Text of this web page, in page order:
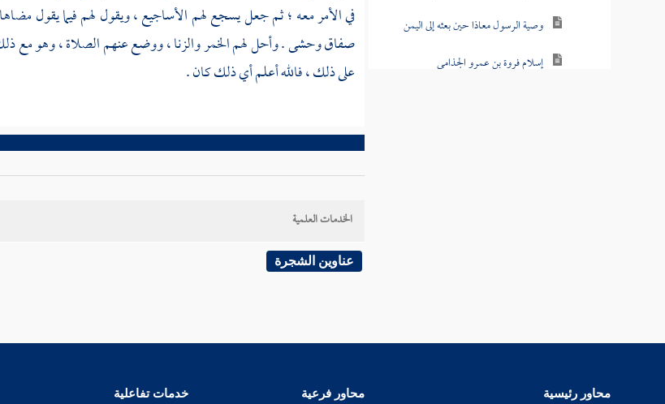
وصية الرسول معاذا حين بعثه إلى اليمن
إسلام فروة بن عمرو الجذامي
في الأمر معه ؛ ثم جعل يسجع لهم الأساجيع ، ويقول لهم فيما يقول
صفاق وحشى . وأحل لهم الخمر والزنا ، ووضع عنهم الصلاة ، وهو مع
على ذلك ، فالله أعلم أي ذلك كان .
الخدمات العلمية
عناوين الشجرة
محاور رئيسية محاور فرعية خدمات تفاعلية